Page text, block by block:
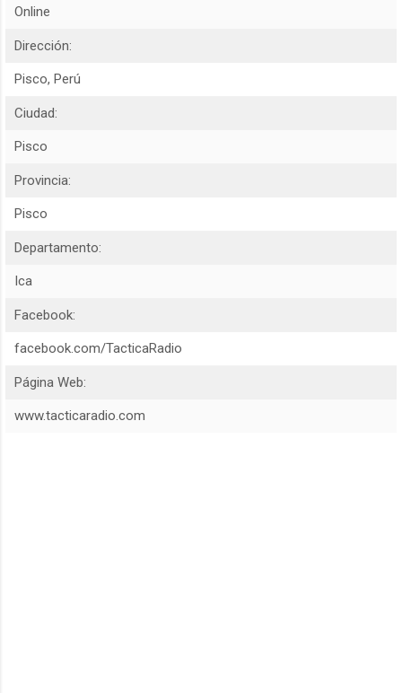
Online
Dirección:
Pisco, Perú
Ciudad:
Pisco
Provincia:
Pisco
Departamento:
Ica
Facebook:
facebook.com/TacticaRadio
Página Web:
www.tacticaradio.com